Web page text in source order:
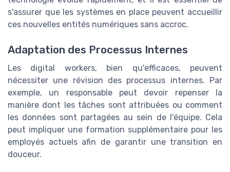
s'assurer que les systèmes en place peuvent accueillir
ces nouvelles entités numériques sans accroc.
Adaptation des Processus Internes
Les digital workers, bien qu'efficaces, peuvent
nécessiter une révision des processus internes. Par
exemple, un responsable peut devoir repenser la
manière dont les tâches sont attribuées ou comment
les données sont partagées au sein de l'équipe. Cela
peut impliquer une formation supplémentaire pour les
employés actuels afin de garantir une transition en
douceur.